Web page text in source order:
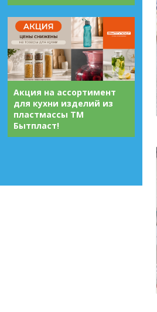
Акция на ассортимент
для кухни изделий из
пластмассы ТМ
Бытпласт!